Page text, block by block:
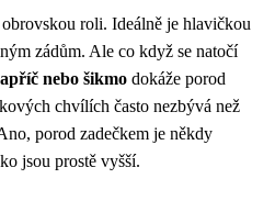
roli. Ideálně je hlavičkou
zádům. Ale co když se natočí
nebo šikmo dokáže porod
chvílích často nezbývá než
porod zadečkem je někdy
jsou prostě vyšší.